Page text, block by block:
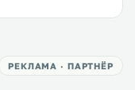
РЕКЛАМА · ПАРТНЁР